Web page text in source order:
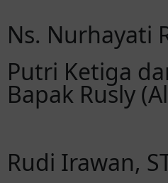
Ns. Nurhayati
Putri Ketiga
Bapak Rusly
Rudi Irawan,